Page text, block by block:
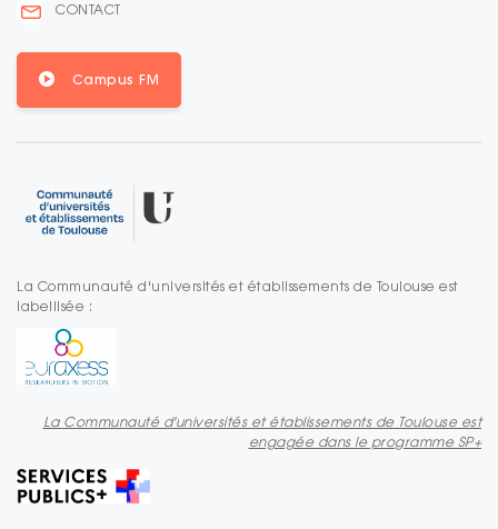
CONTACT
Campus FM
La Communauté d'universités et établissements de Toulouse est
labellisée :
La Communauté d'universités et établissements de Toulouse est
engagée dans le programme SP+